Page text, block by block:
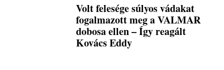
Volt felesége súlyos vádakat
fogalmazott meg a VALMAR
dobosa ellen – Így reagált
Kovács Eddy